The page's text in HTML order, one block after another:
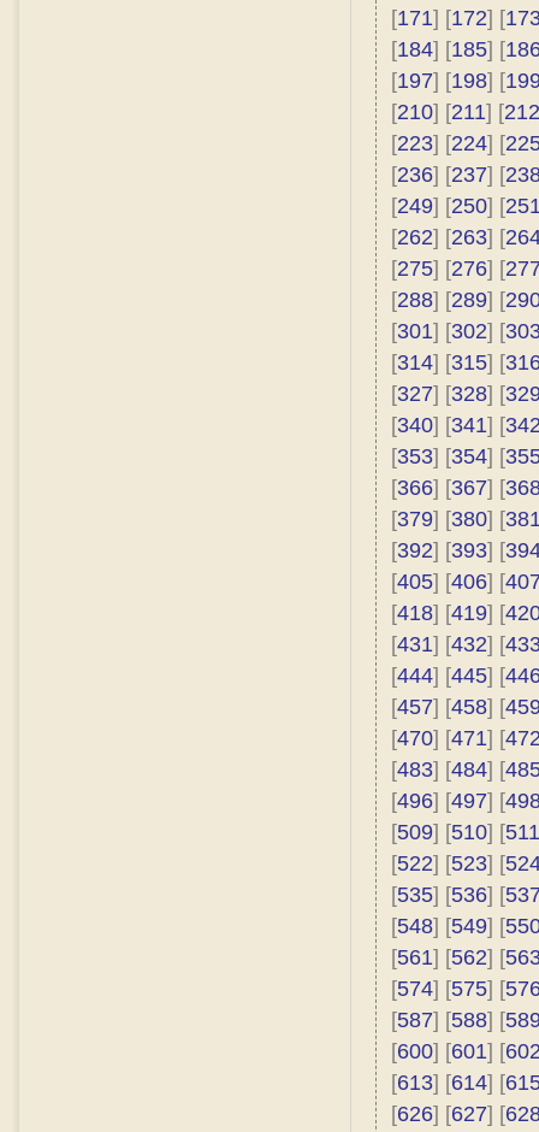
[171] [172] [
[184] [185] [
[197] [198] [
[210] [211] [212
[223] [224] [
[236] [237] [
[249] [250] [
[262] [263] [
[275] [276] [
[288] [289] [
[301] [302] [
[314] [315] [
[327] [328] [
[340] [341] [
[353] [354] [
[366] [367] [
[379] [380] [
[392] [393] [
[405] [406] [
[418] [419] [
[431] [432] [
[444] [445] [
[457] [458] [
[470] [471] [
[483] [484] [
[496] [497] [
[509] [510] [511
[522] [523] [
[535] [536] [
[548] [549] [
[561] [562] [
[574] [575] [
[587] [588] [
[600] [601] [
[613] [614] [
[626] [627] [